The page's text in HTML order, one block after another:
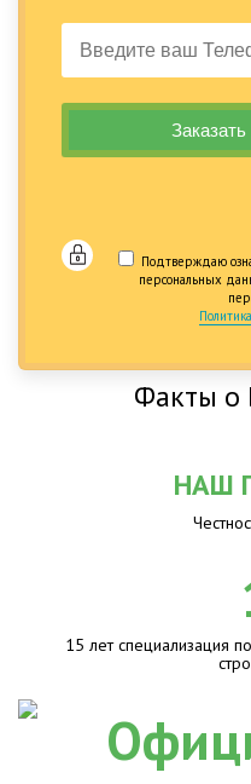
Подтверждаю
персональных
Факты о
НАШ
15 лет специализация